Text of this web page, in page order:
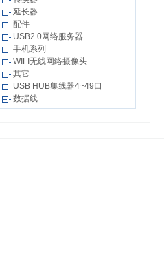
延长器
配件
USB2.0网络服务器
手机系列
WIFI无线网络摄像头
其它
USB HUB集线器4~49口
数据线